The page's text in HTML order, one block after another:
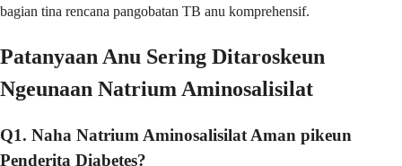
bagian tina rencana pangobatan TB anu komprehensif.
Patanyaan Anu Sering Ditaroskeun
Ngeunaan Natrium Aminosalisilat
Q1. Naha Natrium Aminosalisilat Aman pikeun
Penderita Diabetes?